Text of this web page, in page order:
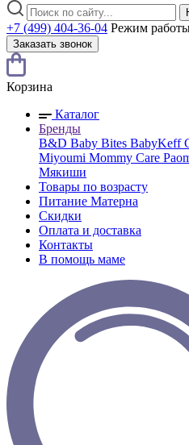
+7 (499) 404-36-04 Режим
Заказать звонок
Корзина
Каталог
Бренды
B&D Baby Bites BabyKeff
Miyoumi Mommy Care
Мякиши
Товары по возрасту
Питание Матерна
Скидки
Оплата и доставка
Контакты
В помощь маме